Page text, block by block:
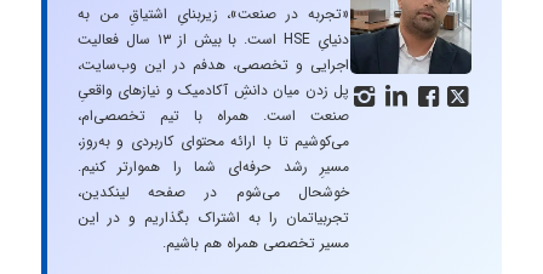
   
«تجربه در صنعت»، زیربنایِ اشتیاقِ من به
دنیایِ HSE است. با بیش از ۱۳ سال فعالیت
اجرایی و تخصصی، هدفم در این وب‌سایت،
پل زدن میان دانشِ آکادمیک و نیازهای واقعیِ
صنعت است. همراه با تیم تخصصی‌ام،
می‌کوشیم تا با ارائه محتوای کاربردی و به‌روز،
مسیرِ رشد حرفه‌ای شما را هموارتر کنیم.
خوشحال می‌شوم در صفحه لینکدین،
تجربیاتمان را به اشتراک بگذاریم و در این
مسیر تخصصی همراه هم باشیم.